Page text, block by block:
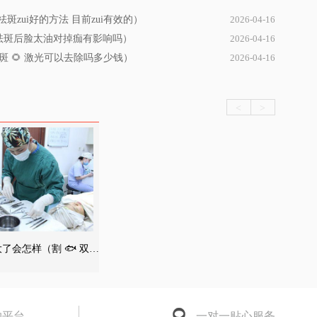
zui好的方法 目前zui有效的）
2026-04-16
后脸太油对掉痂有影响吗）
2026-04-16
🌻 激光可以去除吗多少钱）
2026-04-16
< >
会怎样（割 🐟 双眼